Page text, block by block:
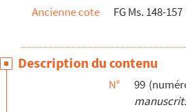
Édouard Fournier. Notes et carnets
Ancienne cote
FG Ms. 148-157
Description du contenu
N°
99